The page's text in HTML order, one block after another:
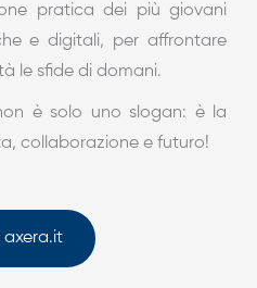
pratica dei più giovani
e digitali, per affrontare
le sfide di domani.
è solo uno slogan: è la
collaborazione e futuro!
axera.it